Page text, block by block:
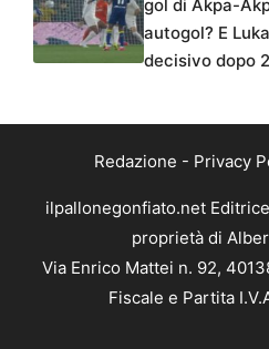
gol di Akpa-
autogol? E
decisivo dopo
Redazione - Privacy
ilpallonegonfiato.net
proprietà di
Via Enrico Mattei n. 92,
Fiscale e Partita